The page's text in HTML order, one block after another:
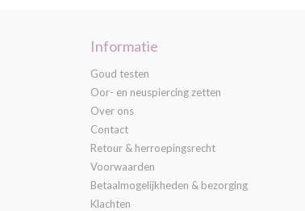
Informatie
Goud testen
Oor- en neuspiercing zetten
Over ons
Contact
Retour & herroepingsrecht
Voorwaarden
Betaalmogelijkheden & bezorging
Klachten